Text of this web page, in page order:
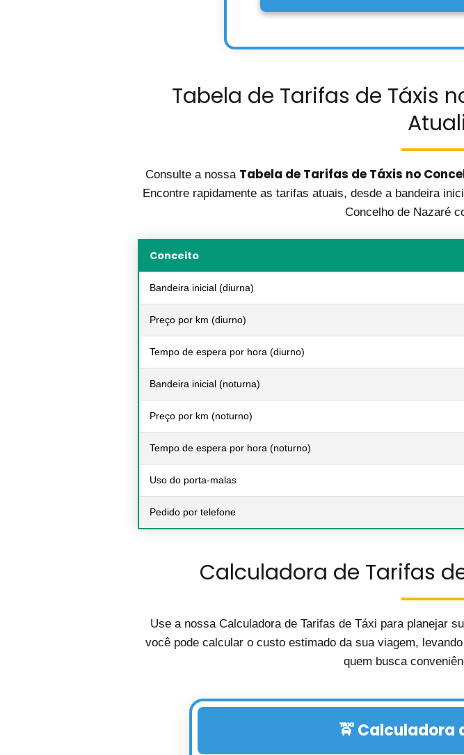
Tabela de Tarifas de Táxis
Consulte a nossa Tabela de Tarifas de Táxis no
Encontre rapidamente as tarifas atuais, desde a bandeira
Concelho de Nazaré
Conceito
Bandeira inicial (diurna)
Preço por km (diurno)
Tempo de espera por hora (diurno)
Bandeira inicial (noturna)
Preço por km (noturno)
Tempo de espera por hora (noturno)
Uso do porta-malas
Pedido por telefone
Calculadora de Tarifas
Use a nossa Calculadora de Tarifas de Táxi para planejar
você pode calcular o custo estimado da sua viagem,
quem busca
🚖 Calculadora